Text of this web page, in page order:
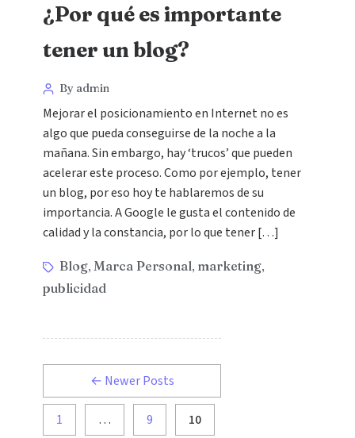
¿Por qué es importante
tener un blog?
By admin
Mejorar el posicionamiento en Internet no es
algo que pueda conseguirse de la noche a la
mañana. Sin embargo, hay ‘trucos’ que pueden
acelerar este proceso. Como por ejemplo, tener
un blog, por eso hoy te hablaremos de su
importancia. A Google le gusta el contenido de
calidad y la constancia, por lo que tener […]
Blog,Marca Personal, marketing,
publicidad
← NewerPosts
1 … 9 10